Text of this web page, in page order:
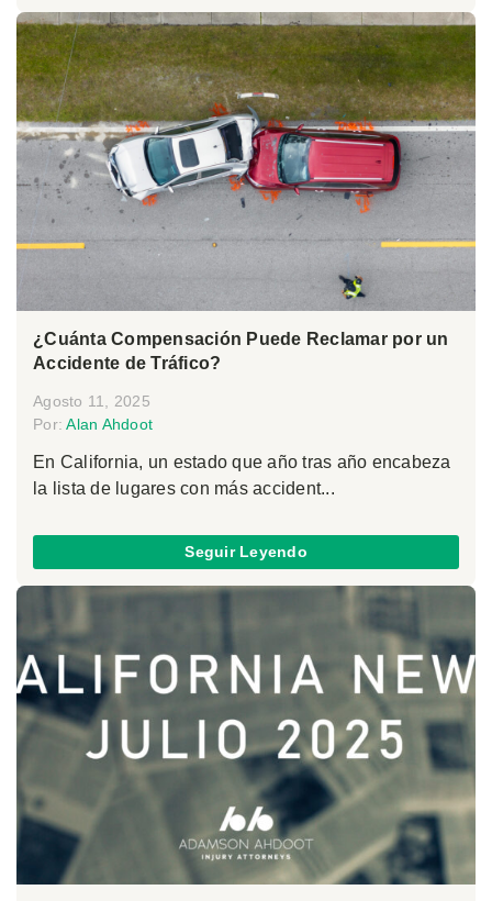
¿Cuánta Compensación Puede Reclamar por un
Accidente de Tráfico?
Agosto 11, 2025
Por:Alan Ahdoot
En California, un estado que año tras año encabeza
la lista de lugares con más accident...
Seguir Leyendo